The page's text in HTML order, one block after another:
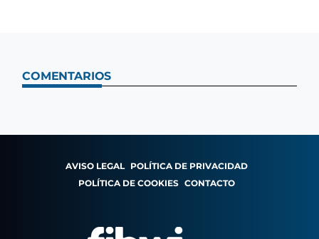
COMENTARIOS
AVISO LEGAL POLÍTICA DE PRIVACIDAD
POLÍTICA DE COOKIES CONTACTO